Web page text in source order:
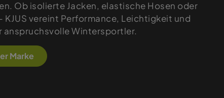
Ob isolierte Jacken, elastische Hosen oder
KJUS vereint Performance, Leichtigkeit und
Wintersportler.
Marke